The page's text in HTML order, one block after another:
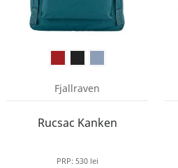
Fjallraven
Rucsac Kanken
PRP: 530 lei